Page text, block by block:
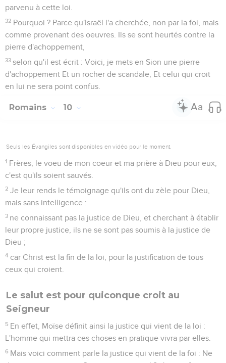
parvenu à cette loi.
32 Pourquoi ? Parce qu'Israël l'a cherchée, non par la foi, mais
comme provenant des oeuvres. Ils se sont heurtés contre la
pierre d'achoppement,
33 selon qu'il est écrit : Voici, je mets en Sion une pierre
d'achoppement Et un rocher de scandale, Et celui qui croit
en lui ne sera point confus.
Romains 10
Seuls les Évangiles sont disponibles en vidéo pour le moment.
1 Frères, le voeu de mon coeur et ma prière à Dieu pour eux,
c'est qu'ils soient sauvés.
2 Je leur rends le témoignage qu'ils ont du zèle pour Dieu,
mais sans intelligence :
3 ne connaissant pas la justice de Dieu, et cherchant à établir
leur propre justice, ils ne se sont pas soumis à la justice de
Dieu ;
4 car Christ est la fin de la loi, pour la justification de tous
ceux qui croient.
Le salut est pour quiconque croit au
Seigneur
5 En effet, Moïse définit ainsi la justice qui vient de la loi :
L'homme qui mettra ces choses en pratique vivra par elles.
6 Mais voici comment parle la justice qui vient de la foi : Ne